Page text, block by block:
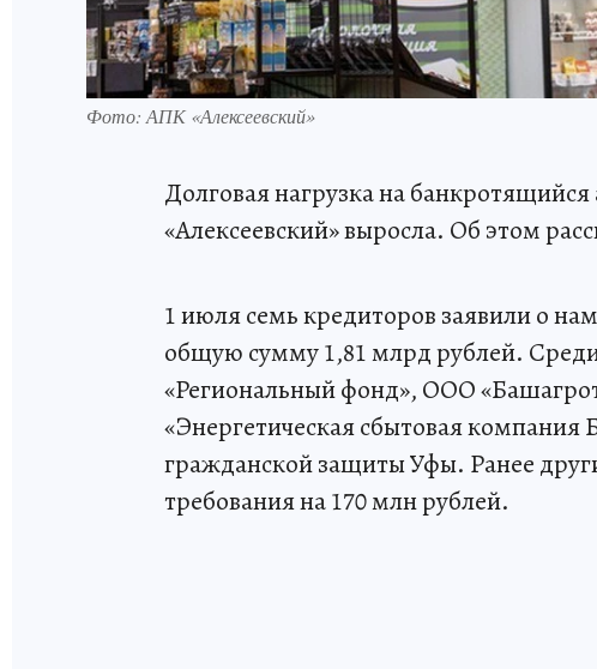
Фото: АПК «Алексеевский»
Долговая нагрузка на
«Алексеевский» выросла. Об этом
1 июля семь кредиторов заявили о
общую сумму 1,81 млрд рублей.
«Региональный фонд», ООО
«Энергетическая сбытовая
гражданской защиты Уфы. Ранее
требования на 170 млн рублей.